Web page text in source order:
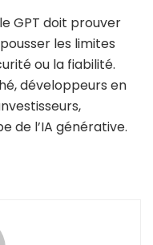
GPT doit prouver
les limites
ou la fiabilité.
développeurs en
de l’IA générative.